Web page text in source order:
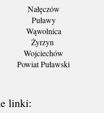
Nałęczów
Puławy
Wąwolnica
Żyrzyn
Wojciechów
Powiat Puławski
linki: